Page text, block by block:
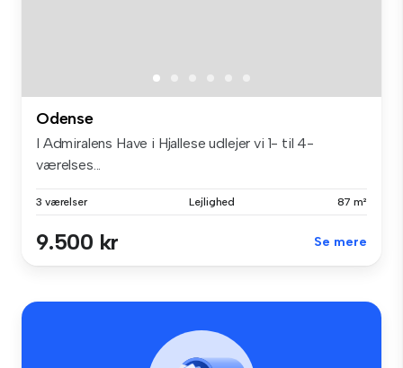
Odense
I Admiralens Have i Hjallese udlejer vi 1- til 4-
værelses...
3 værelser Lejlighed 87 m²
9.500 kr Se mere